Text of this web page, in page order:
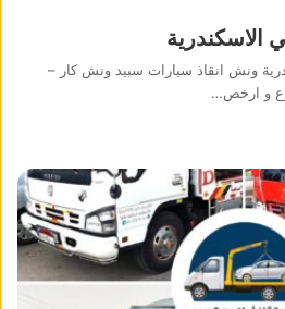
الاسكندرية
ونش انقاذ سيارات سبيد ونش كار –
و ارخص…